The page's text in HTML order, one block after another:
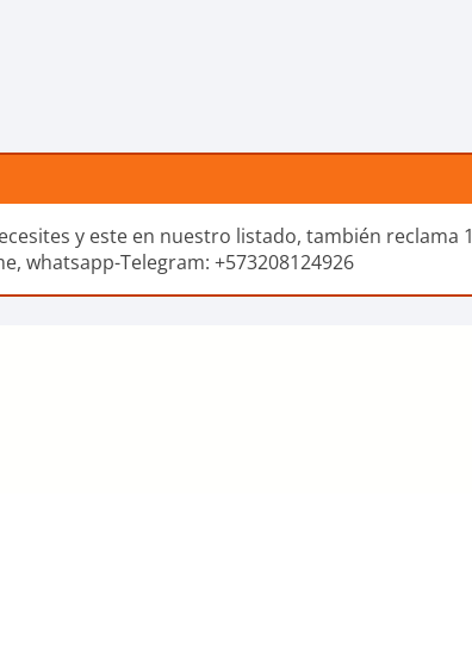
y este en nuestro listado, también reclama 1
whatsapp-Telegram: +573208124926